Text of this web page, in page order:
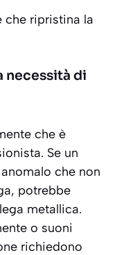
che ripristina la
necessità di
che è
Se un
che non
potrebbe
metallica.
o suoni
richiedono